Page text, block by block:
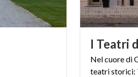
I Teatri
Nel cuore di
teatri storici: